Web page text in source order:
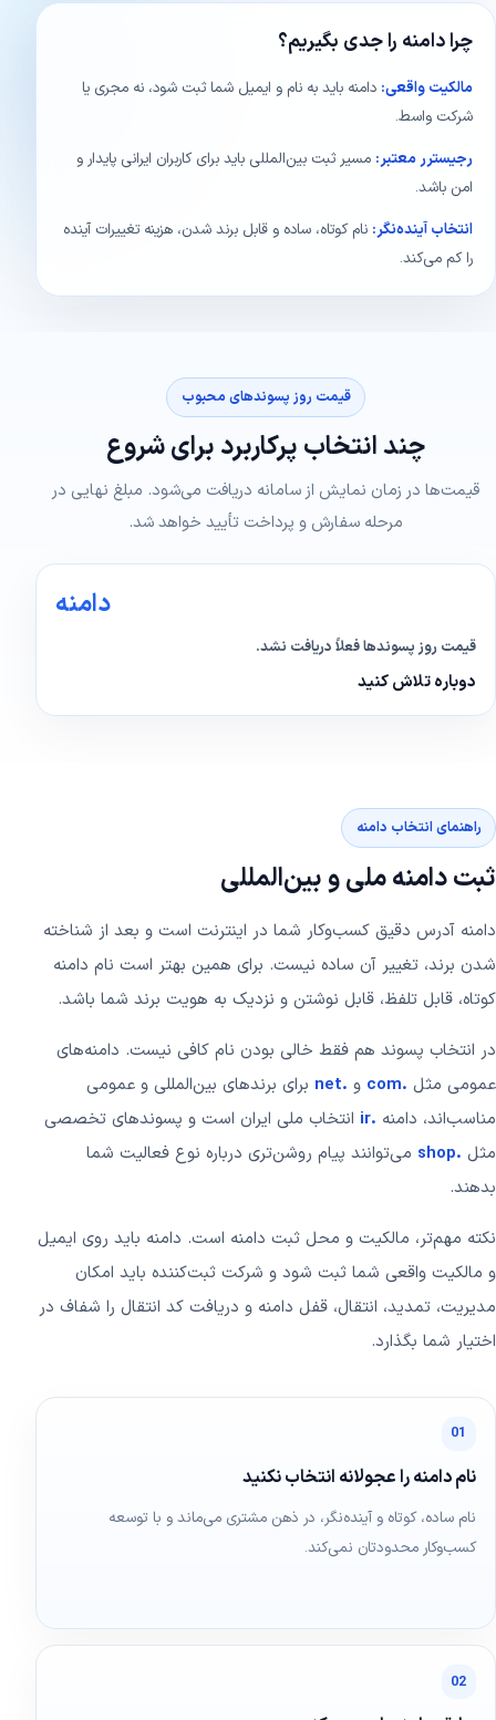
چرا دامنه را جدی بگیریم؟
مالکیت واقعی: دامنه باید به نام و ایمیل شما ثبت شود، نه مجری یا
شرکت واسط.
رجیسترر معتبر: مسیر ثبت بین‌المللی باید برای کاربران ایرانی پایدار و
امن باشد.
انتخاب آینده‌نگر: نام کوتاه، ساده و قابل برند شدن، هزینه تغییرات آینده
را کم می‌کند.
قیمت روز پسوندهای محبوب
چند انتخاب پرکاربرد برای شروع
قیمت‌ها در زمان نمایش از سامانه دریافت می‌شود. مبلغ نهایی در
مرحله سفارش و پرداخت تأیید خواهد شد.
دامنه
قیمت روز پسوندها فعلاً دریافت نشد.
دوباره تلاش کنید
راهنمای انتخاب دامنه
ثبت دامنه ملی و بین‌المللی
دامنه آدرس دقیق کسب‌وکار شما در اینترنت است و بعد از شناخته
شدن برند، تغییر آن ساده نیست. برای همین بهتر است نام دامنه
کوتاه، قابل تلفظ، قابل نوشتن و نزدیک به هویت برند شما باشد.
در انتخاب پسوند هم فقط خالی بودن نام کافی نیست. دامنه‌های
عمومی مثل .com و .net
برای برندهای بین‌المللی و عمومی
مناسب‌اند، دامنه .ir
انتخاب ملی ایران است و پسوندهای تخصصی
مثل .shop
می‌توانند پیام روشن‌تری درباره نوع فعالیت شما
بدهند.
نکته مهم‌تر، مالکیت و محل ثبت دامنه است. دامنه باید روی ایمیل
و مالکیت واقعی شما ثبت شود و شرکت ثبت‌کننده باید امکان
مدیریت، تمدید، انتقال، قفل دامنه و دریافت کد انتقال را شفاف در
اختیار شما بگذارد.
01
نام دامنه را عجولانه انتخاب نکنید
نام ساده، کوتاه و آینده‌نگر، در ذهن مشتری می‌ماند و با توسعه
کسب‌وکار محدودتان نمی‌کند.
02